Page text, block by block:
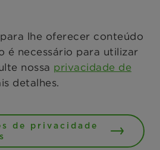
lhe oferecer conteúdo
é necessário para utilizar
nossa privacidade de
detalhes.
de privacidade